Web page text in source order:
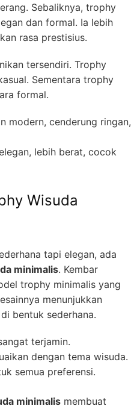
Sebaliknya, trophy
dan formal. Ia lebih
rasa prestisius.
tersendiri. Trophy
Sementara trophy
formal.
modern, cenderung ringan,
lebih berat, cocok
Wisuda
tapi elegan, ada
minimalis. Kembar
trophy minimalis yang
menunjukkan
bentuk sederhana.
terjamin.
dengan tema wisuda.
semua preferensi.
minimalis membuat